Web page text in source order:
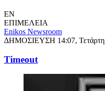
EN
ΕΠΙΜΕΛΕΙΑ
Enikos Newsroom
ΔΗΜΟΣΙΕΥΣΗ 14:07,
Timeout